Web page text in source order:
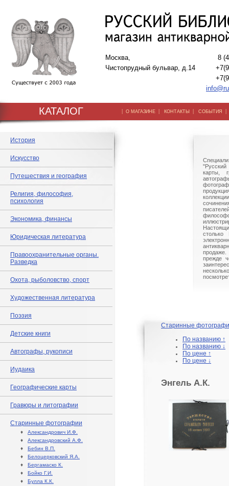
Москва,
Чистопрудный бульвар, д.14
8
КАТАЛОГ | О МАГАЗИНЕ | КОНТАКТЫ | СОБЫТИЯ
История
Искусство
Путешествия и география
Религия, философия,
психология
Экономика, финансы
Юридическая литература
Правоохранительные органы.
Разведка
Охота, рыболовство, спорт
Художественная литература
Поэзия
Детские книги
Автографы, рукописи
Иудаика
Географические карты
Гравюры и литографии
Старинные фотографии
♦ Александрович И.Ф.
♦ Александровский А.Ф.
♦ Бебин В.П.
♦ Белоцерковский Я.А.
♦ Бергамаско К.
♦ Бойко Г.И.
♦ Булла К.К.
"Русский
карты,
столько
прежде
Старинные
По названию ↑
По названию ↓
По цене ↑
По цене ↓
Энгель А.К.